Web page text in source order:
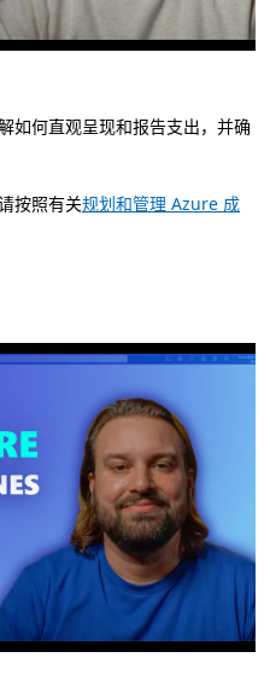
如何直观呈现和报告支出，并确
按照有关规划和管理 Azure 成